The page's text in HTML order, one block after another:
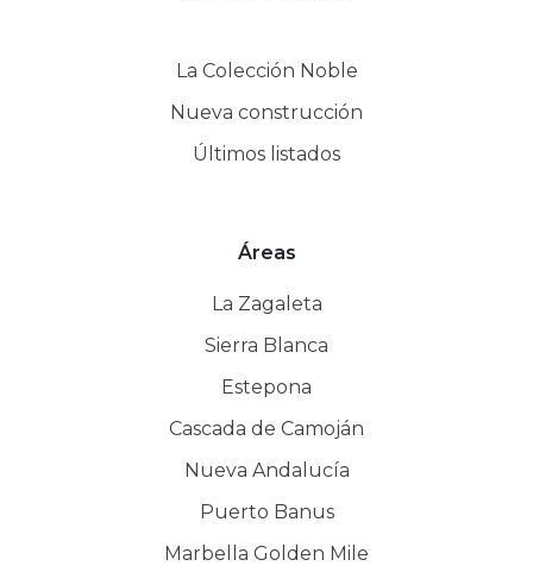
La Colección Noble
Nueva construcción
Últimos listados
Áreas
La Zagaleta
Sierra Blanca
Estepona
Cascada de Camoján
Nueva Andalucía
Puerto Banus
Marbella Golden Mile